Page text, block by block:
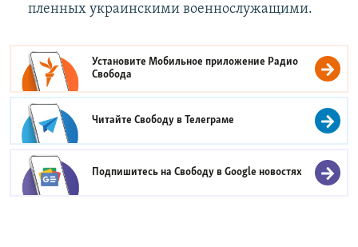
пленных украинскими военнослужащими.
Установите Мобильное приложение Радио
Свобода
Читайте Свободу вТелеграме
Подпишитесь на Свободу вGoogle новостях